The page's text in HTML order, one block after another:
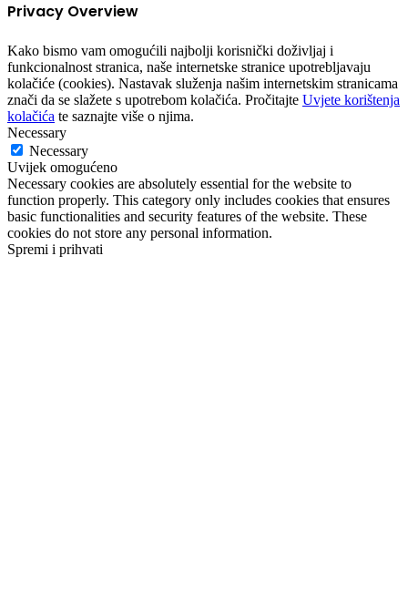
Privacy Overview
Kako bismo vam omogućili najbolji korisnički doživljaj i
funkcionalnost stranica, naše internetske stranice upotrebljavaju
kolačiće (cookies). Nastavak služenja našim internetskim stranicama
znači da se slažete s upotrebom kolačića. Pročitajte Uvjete korištenja
kolačića te saznajte više o njima.
Necessary
Necessary
Uvijek omogućeno
Necessary cookies are absolutely essential for the website to
function properly. This category only includes cookies that ensures
basic functionalities and security features of the website. These
cookies do not store any personal information.
Spremi i prihvati